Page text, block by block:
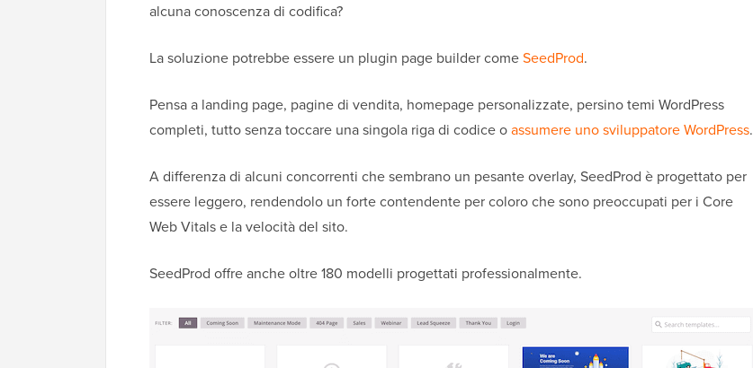
alcuna conoscenza di codifica?
La soluzione potrebbe essere un plugin page builder comeSeedProd.
Pensa a landing page, pagine di vendita, homepage personalizzate, persino temi WordPress
completi, tutto senza toccare una singola riga di codice oassumere uno sviluppatore WordPress.
A differenza di alcuni concorrenti che sembrano un pesante overlay, SeedProd è progettato per
essere leggero, rendendolo un forte contendente per coloro che sono preoccupati per i Core
Web Vitals e la velocità del sito.
SeedProd offre anche oltre 180 modelli progettati professionalmente.